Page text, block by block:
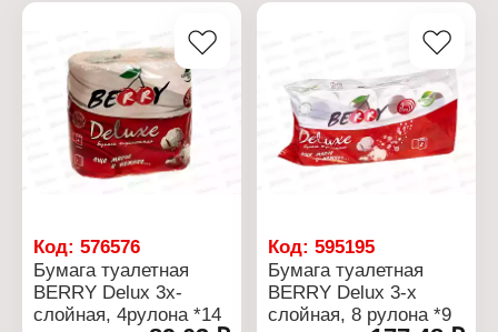
Код: 576576
Бумага туалетная
BERRY Delux 3х-
слойная, 4рулона *14
Код:595195
Бумага туалетная
BERRY Delux 3-х
слойная, 8 рулона *9